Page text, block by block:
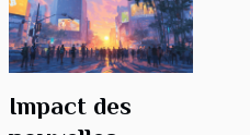
Impact des